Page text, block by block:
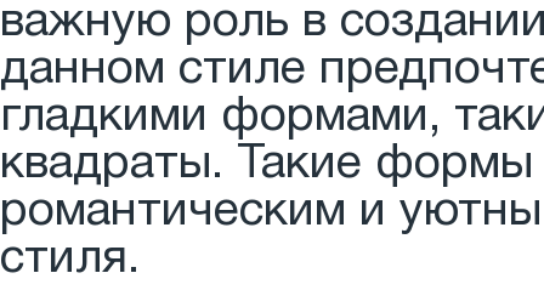
важную роль в
данном стиле
гладкими формами,
квадраты. Такие формы
романтическим и
стиля.